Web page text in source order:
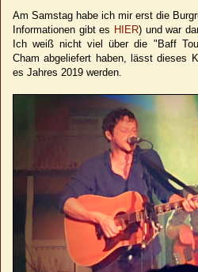
Am Samstag habe ich mir erst die
Informationen gibt es HIER) und war
Ich weiß nicht viel über die "Baff
Cham abgeliefert haben, lässt dieses
es Jahres 2019 werden.